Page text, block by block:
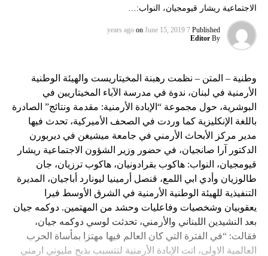
الاجتماعية ريشار قيومجيان، النواب:…
Published
7 years ago
on June 15, 2019
By
Editor
وطنية – المتن – نظمت رهبنة المخيتاريست والهيئة الوطنية
الأرمنية في لبنان، ندوة في مدرسة الآباء المخيتاريين في
البوشرية، حول مجموعة “الإبادة الأرمنية: مقدمة ونتائج” الصادرة
باللغة الإنكليزية كما وردت في الصحف الأميركية، تحدث فيها
مدير مركز الأبحاث الأرمني في جامعة ميشيغن في ديربورن
الدكتور آرا صانجيان، في حضور وزير الشؤون الاجتماعية ريشار
قيومجيان، النواب: هاكوب بقرادونيان، هاكوب ترزيان، جان
طالوزيان وأدي ابي اللمع، قنصل أرمينيا ليونارد أباجيان، المديرة
التنفيذية للهيئة الوطنية الأرمنية في الشرق الأوسط فيرا
يعقوبيان وشخصيات وفاعليات وحشد من المهتمين. دوكمه جيان
بعد النشيدين اللبناني والأرمني، تحدثت لوسي دوكمه جيان،
فقالت: “في الفترة التي كان العالم فيها مهتزا بمأساة الحرب
العالمية الاولى، اتت الإبادة الأرمنية لتتسبب بذبح مليوني ارمني